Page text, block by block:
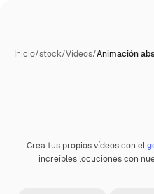
Inicio/stock/Vídeos/Animación
Premium
Crea tus propios vídeos con el
increíbles locuciones con